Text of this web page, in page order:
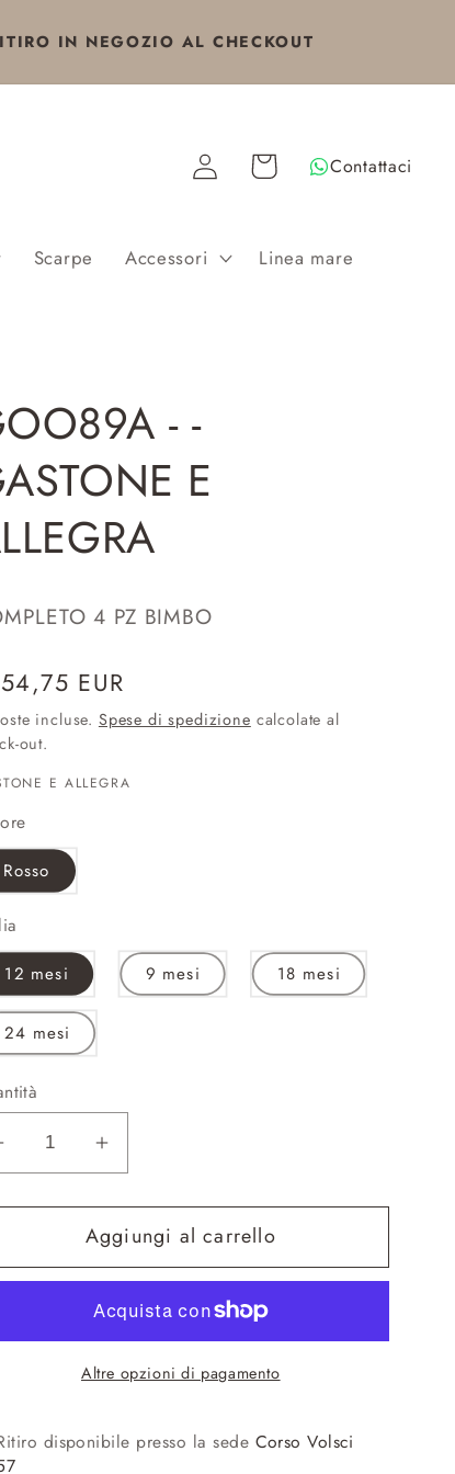
IN NEGOZIO AL CHECKOUT
Scarpe Accessori Linea mare
Accedi Carrello Contattaci
- -
E
4 PZ BIMBO
EUR
incluse. Spese di spedizione calcolate al
out.
E ALLEGRA
Rosso
12 mesi 9 mesi 18 mesi
24 mesi
Diminuisci
GOO89A
GASTONE
ALLEGRA
Aumenta
per
GOO89A
-
-
GASTONE
ALLEGRA
Aggiungi al carrello
Altre opzioni di pagamento
disponibile presso la sede Corso Volsci